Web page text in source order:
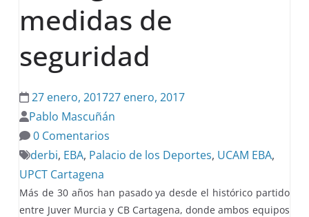
medidas de
seguridad
27 enero, 201727 enero, 2017
Pablo Mascuñán
0 Comentarios
derbi, EBA, Palacio de los Deportes, UCAM EBA,
UPCT Cartagena
Más de 30 años han pasado ya desde el histórico partido
entre Juver Murcia y CB Cartagena, donde ambos equipos